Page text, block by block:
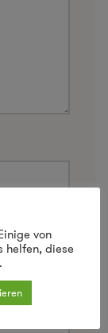
von
helfen, diese